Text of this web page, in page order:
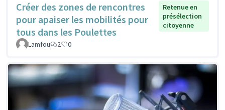
Créer des zones de rencontres
pour apaiser les mobilités pour
tous dans les Poulettes
Retenue en
présélection
citoyenne
Lamfou 2 0